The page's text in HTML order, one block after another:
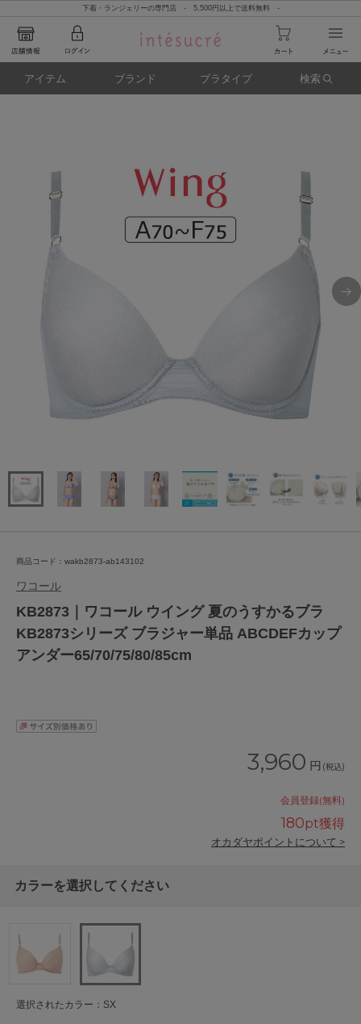
下着・ランジェリーの専門店 - 5,500円以上で送料無料 -
アイテム ブランド ブラタイプ 検索
商品コード：wakb2873-ab143102
ワコール
KB2873｜ワコール ウイング 夏のうすかるブラ
KB2873シリーズ ブラジャー単品 ABCDEFカップ
アンダー65/70/75/80/85cm
3,960 円 (税込)
会員登録(無料)
180pt獲得
オカダヤポイントについて >
カラーを選択してください
選択されたカラー：SX